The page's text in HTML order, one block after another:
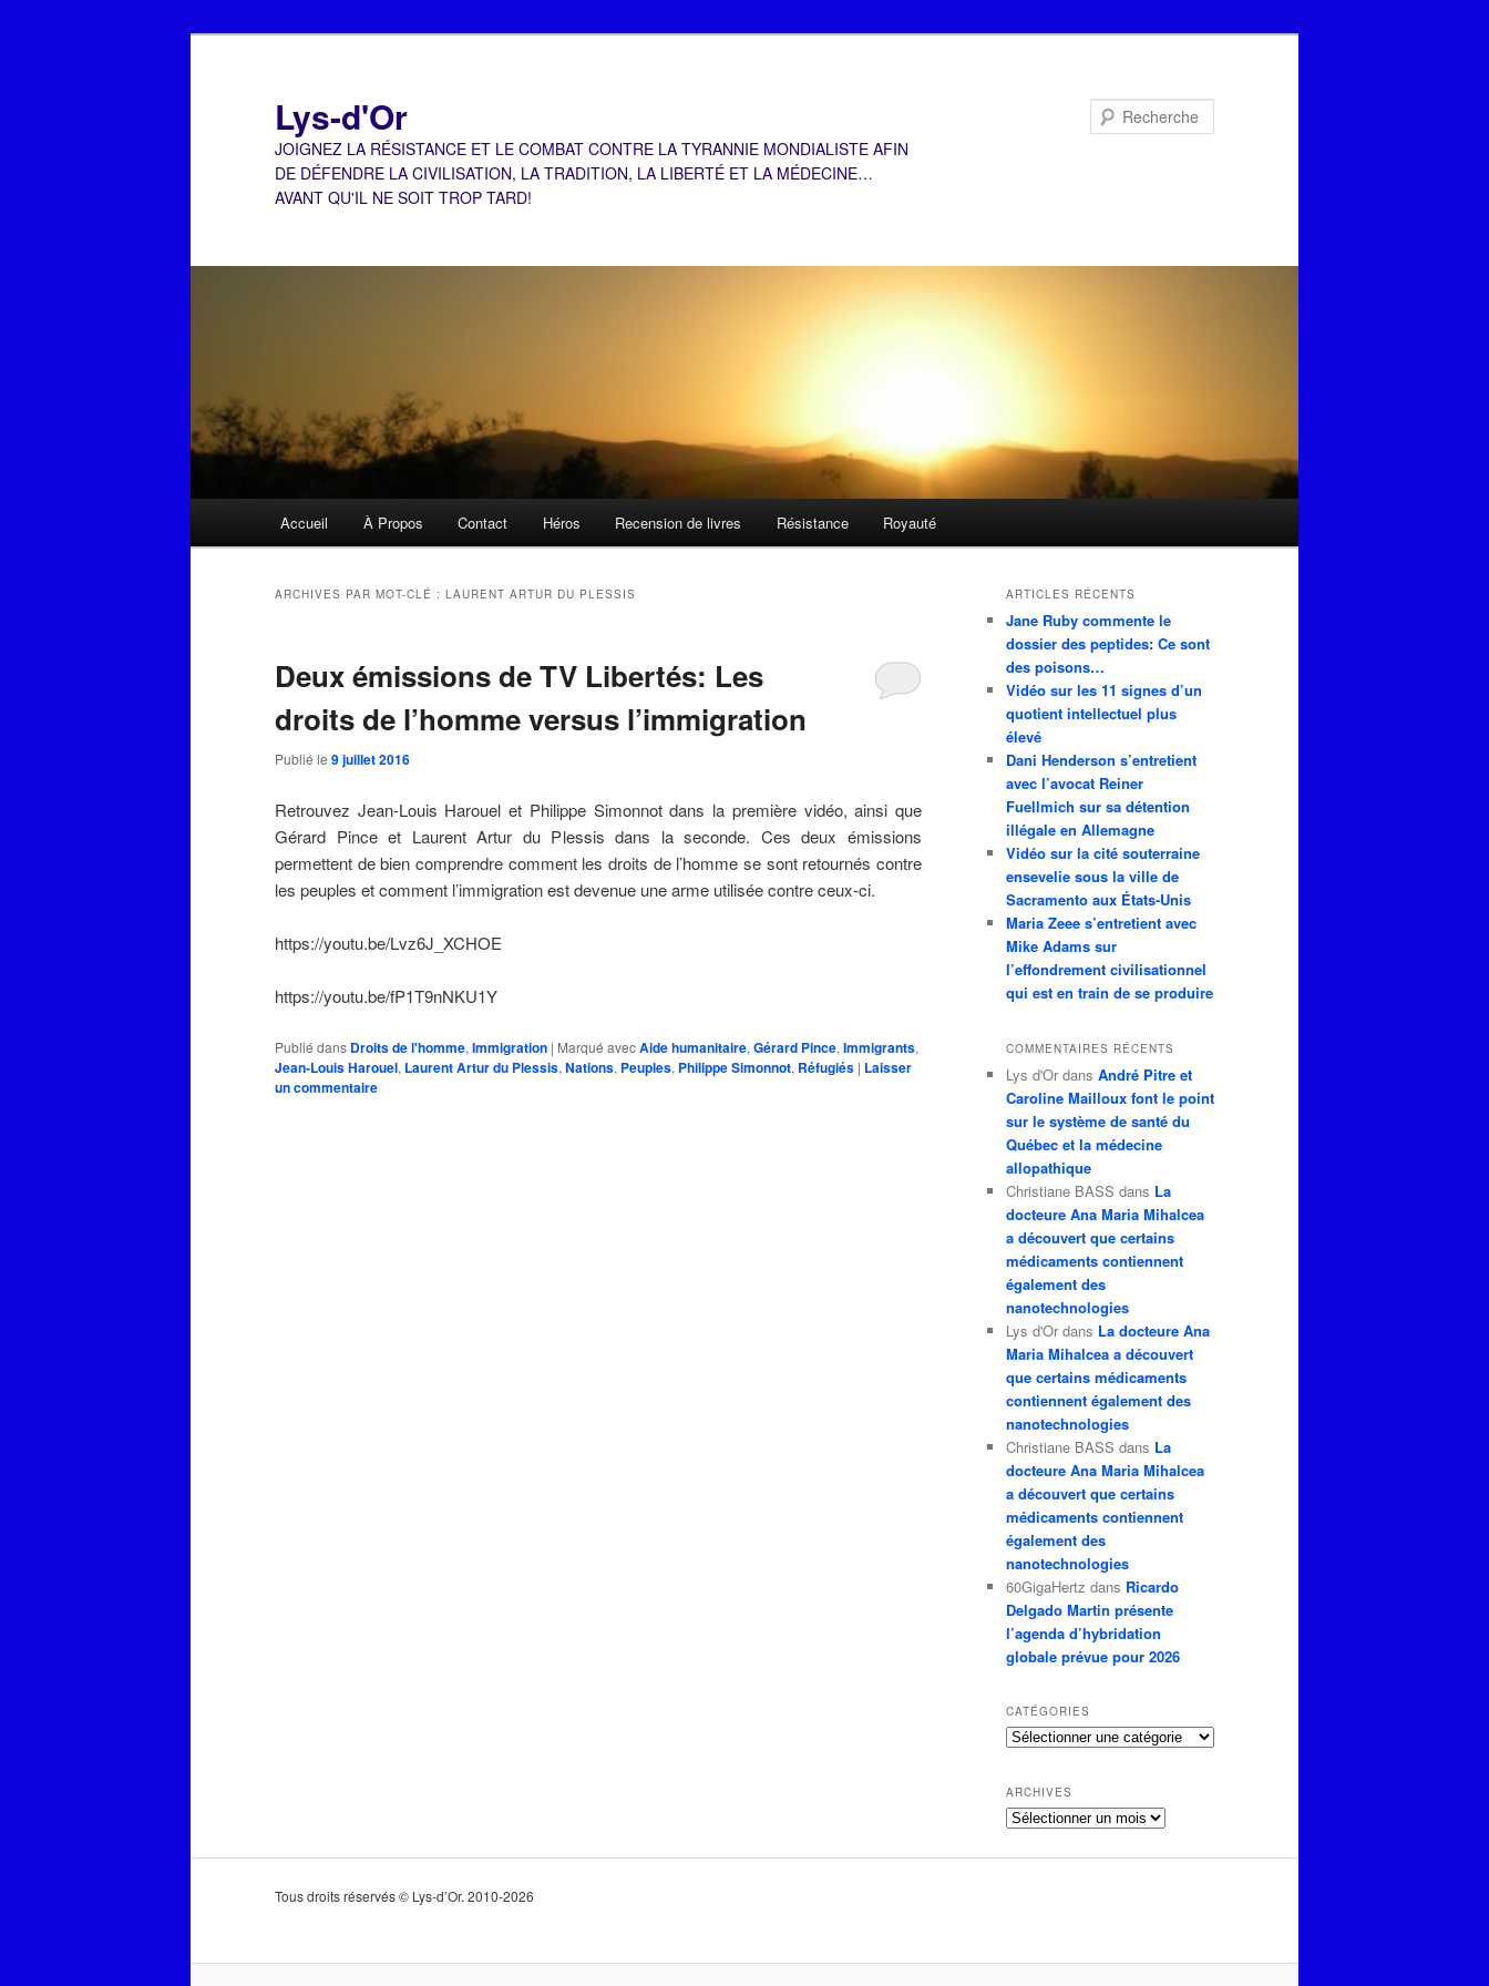
Lys-d'Or
JOIGNEZ LA RÉSISTANCE ET LE COMBAT CONTRE LA TYRANNIE MONDIALISTE AFIN
DE DÉFENDRE LA CIVILISATION, LA TRADITION, LA LIBERTÉ ET LA MÉDECINE…
AVANT QU'IL NE SOIT TROP TARD!
Accueil À Propos Contact Héros Recension de livres Résistance Royauté
ARCHIVES PAR MOT-CLÉ : LAURENT ARTUR DU PLESSIS
Deux émissions de TV Libertés: Les
droits de l’homme versus l’immigration
Publié le 9 juillet 2016
Retrouvez Jean-Louis Harouel et Philippe Simonnot dans la première vidéo, ainsi que
Gérard Pince et Laurent Artur du Plessis dans la seconde. Ces deux émissions
permettent de bien comprendre comment les droits de l’homme se sont retournés contre
les peuples et comment l’immigration est devenue une arme utilisée contre ceux-ci.
https://youtu.be/Lvz6J_XCHOE
https://youtu.be/fP1T9nNKU1Y
Publié dans Droits de l'homme, Immigration | Marqué avecAide humanitaire, Gérard Pince, Immigrants,
Jean-Louis Harouel, Laurent Artur du Plessis, Nations, Peuples, Philippe Simonnot, Réfugiés | Laisser
un commentaire
ARTICLES RÉCENTS
Jane Ruby commente le
dossier des peptides: Ce sont
des poisons…
Vidéo sur les 11 signes d’un
quotient intellectuel plus
élevé
Dani Henderson s’entretient
avec l’avocat Reiner
Fuellmich sur sa détention
illégale en Allemagne
Vidéo sur la cité souterraine
ensevelie sous la ville de
Sacramento aux États-Unis
Maria Zeee s’entretient avec
Mike Adams sur
l’effondrement civilisationnel
qui est en train de se produire
COMMENTAIRES RÉCENTS
Lys d'Or dans André Pitre et
Caroline Mailloux font le point
sur le système de santé du
Québec et la médecine
allopathique
Christiane BASS dans La
docteure Ana Maria Mihalcea
a découvert que certains
médicaments contiennent
également des
nanotechnologies
Lys d'Or dans La docteure Ana
Maria Mihalcea a découvert
que certains médicaments
contiennent également des
nanotechnologies
Christiane BASS dans La
docteure Ana Maria Mihalcea
a découvert que certains
médicaments contiennent
également des
nanotechnologies
60GigaHertz dans Ricardo
Delgado Martin présente
l’agenda d’hybridation
globale prévue pour 2026
CATÉGORIES
Catégories
ARCHIVES
Archives
Tous droits réservés © Lys-d’Or. 2010-2026